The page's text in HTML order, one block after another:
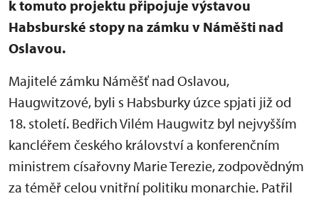
k tomuto projektu připojuje výstavou
Habsburské stopy na zámku v Náměšti nad
Oslavou.
Majitelé zámku Náměšť nad Oslavou,
Haugwitzové, byli s Habsburky úzce spjati již od
18. století. Bedřich Vilém Haugwitz byl nejvyšším
kancléřem českého království a konferenčním
ministrem císařovny Marie Terezie, zodpovědným
za téměř celou vnitřní politiku monarchie. Patřil